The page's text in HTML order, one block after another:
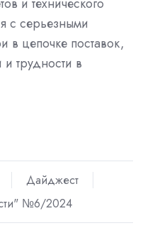
с серьезными
цепочке поставок,
трудности в
Дайджест
№6/2024